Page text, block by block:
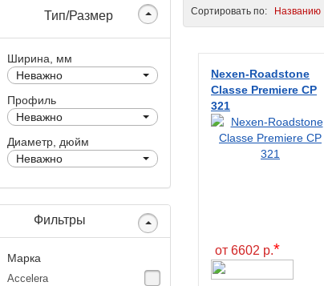
Тип/Размер
Ширина, мм
Неважно
Профиль
Неважно
Диаметр, дюйм
Неважно
Фильтры
Марка
Accelera
Сортировать по: Названию
Nexen-Roadstone
Classe Premiere CP
321
от 6602 р.*